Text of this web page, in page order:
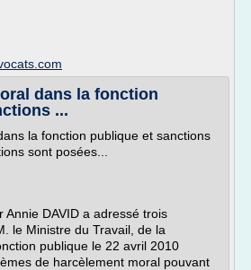
dans la fonction
...
la fonction publique et sanctions
sont posées...
Annie DAVID a adressé trois
le Ministre du Travail, de la
publique le 22 avril 2010
de harcèlement moral pouvant